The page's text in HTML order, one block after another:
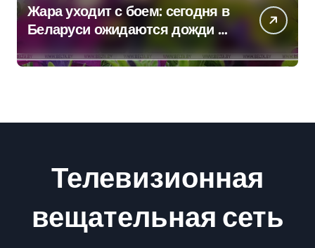
Жара уходит с боем: сегодня в
Беларуси ожидаются дожди и
грозы
Телевизионная
вещательная сеть